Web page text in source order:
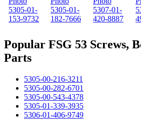
5305-01-
153-9732
5305-01-
182-7666
5307-01-
420-8887
Popular FSG 53 Screws,
Parts
5305-00-216-3211
5305-00-282-6701
5305-00-543-4378
5305-01-339-3935
5306-01-406-9749